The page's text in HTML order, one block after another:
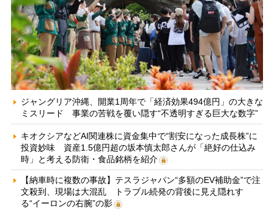
ジャングリア沖縄、開業1周年で「経済効果494億円」の大きな
ミスリード 事業の苦戦を覆い隠す“不透明すぎる巨大な数字”
キオクシアなどAI関連株に資金集中で“割安になった成長株”に
投資妙味 資産1.5億円超の坂本慎太郎さんが「絶好の仕込み
時」と考える防衛・食品銘柄を紹介
【納車時に複数の事故】テスラジャパン“多額のEV補助金”で注
文殺到、現場は大混乱 トラブル続発の背後に見え隠れす
る“イーロンの右腕”の影